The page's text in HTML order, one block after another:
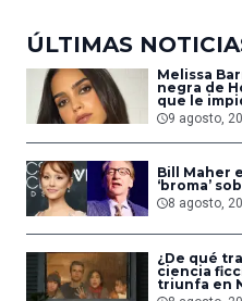
ÚLTIMAS
Melissa
negra de
que le
9 agosto,
Bill Maher
‘broma’
8 agosto,
¿De qué
ciencia
triunfa en